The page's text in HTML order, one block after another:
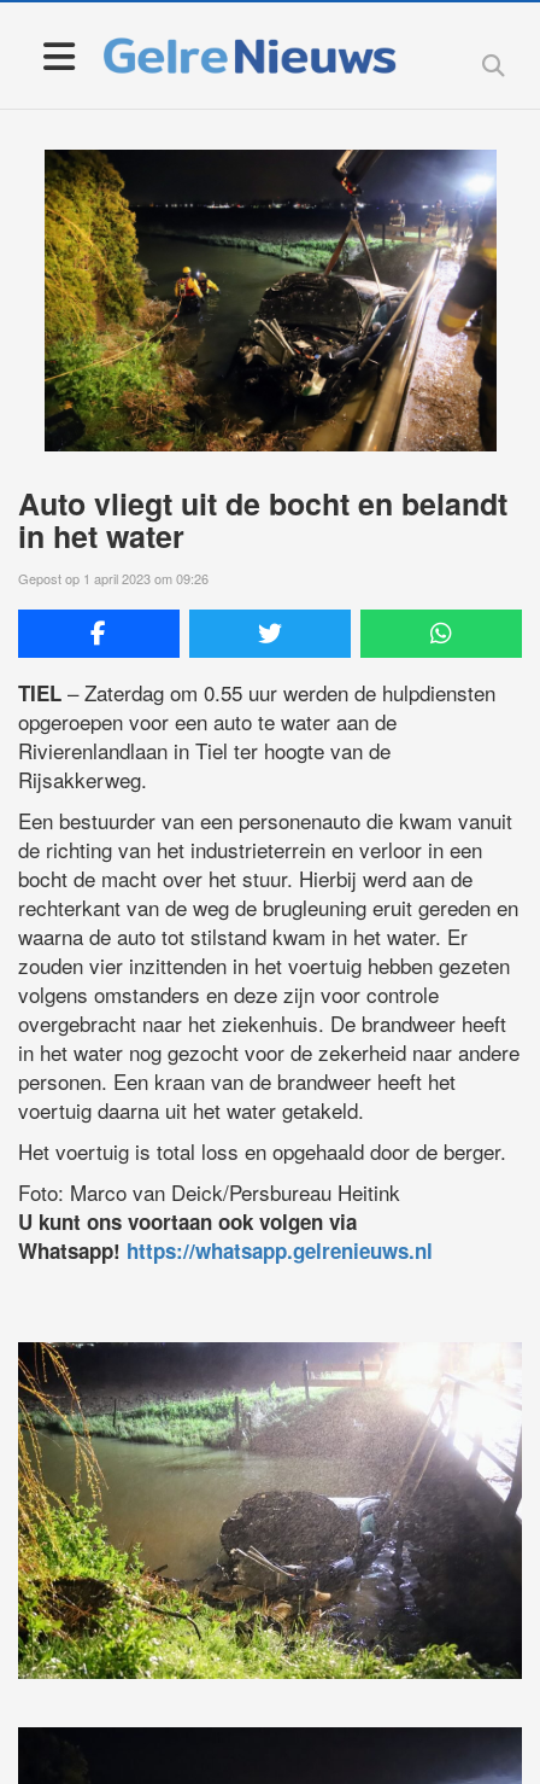
Auto vliegt uit de bocht en belandt
in het water
Gepost op 1 april 2023 om 09:26
TIEL – Zaterdag om 0.55 uur werden de hulpdiensten
opgeroepen voor een auto te water aan de
Rivierenlandlaan in Tiel ter hoogte van de
Rijsakkerweg.
Een bestuurder van een personenauto die kwam vanuit
de richting van het industrieterrein en verloor in een
bocht de macht over het stuur. Hierbij werd aan de
rechterkant van de weg de brugleuning eruit gereden en
waarna de auto tot stilstand kwam in het water. Er
zouden vier inzittenden in het voertuig hebben gezeten
volgens omstanders en deze zijn voor controle
overgebracht naar het ziekenhuis. De brandweer heeft
in het water nog gezocht voor de zekerheid naar andere
personen. Een kraan van de brandweer heeft het
voertuig daarna uit het water getakeld.
Het voertuig is total loss en opgehaald door de berger.
Foto: Marco van Deick/Persbureau Heitink
U kunt ons voortaan ook volgen via
Whatsapp! https://whatsapp.gelrenieuws.nl